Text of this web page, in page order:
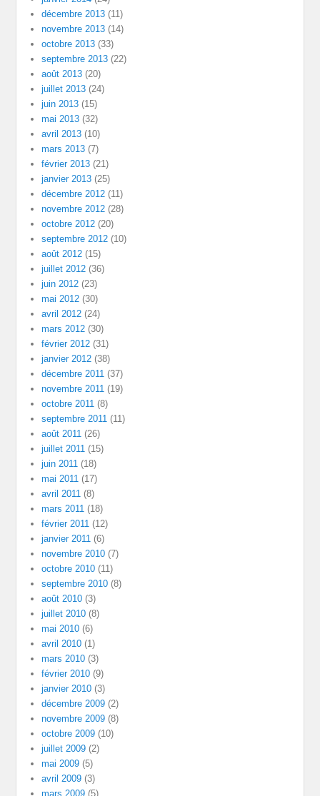
décembre 2013 (11)
novembre 2013 (14)
octobre 2013 (33)
septembre 2013 (22)
août 2013 (20)
juillet 2013 (24)
juin 2013 (15)
mai 2013 (32)
avril 2013 (10)
mars 2013 (7)
février 2013 (21)
janvier 2013 (25)
décembre 2012 (11)
novembre 2012 (28)
octobre 2012 (20)
septembre 2012 (10)
août 2012 (15)
juillet 2012 (36)
juin 2012 (23)
mai 2012 (30)
avril 2012 (24)
mars 2012 (30)
février 2012 (31)
janvier 2012 (38)
décembre 2011 (37)
novembre 2011 (19)
octobre 2011 (8)
septembre 2011 (11)
août 2011 (26)
juillet 2011 (15)
juin 2011 (18)
mai 2011 (17)
avril 2011 (8)
mars 2011 (18)
février 2011 (12)
janvier 2011 (6)
novembre 2010 (7)
octobre 2010 (11)
septembre 2010 (8)
août 2010 (3)
juillet 2010 (8)
mai 2010 (6)
avril 2010 (1)
mars 2010 (3)
février 2010 (9)
janvier 2010 (3)
décembre 2009 (2)
novembre 2009 (8)
octobre 2009 (10)
juillet 2009 (2)
mai 2009 (5)
avril 2009 (3)
mars 2009 (5)